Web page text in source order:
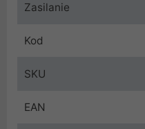
Zasilanie
Kod
SKU
EAN